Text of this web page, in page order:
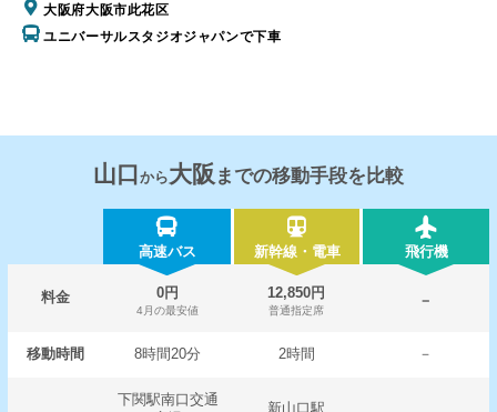
大阪府大阪市此花区
ユニバーサルスタジオジャパンで下車
山口 から大阪 までの移動手段を比較
高速バス 新幹線・電車 飛行機
料金 0円
4月の最安値
12,850円
普通指定席
－
移動時間 8時間20分 2時間 －
下関駅南口交通
新山口駅